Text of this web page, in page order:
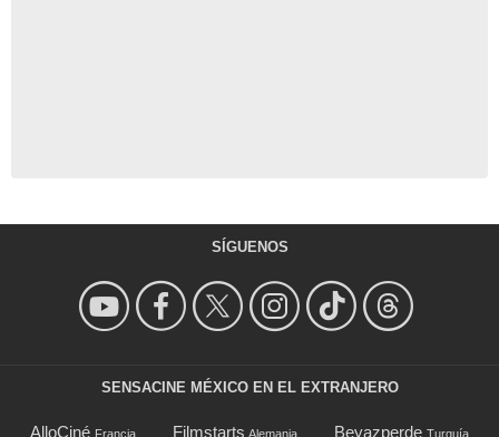
SÍGUENOS
SENSACINE MÉXICO EN EL EXTRANJERO
AlloCiné Francia Filmstarts Alemania Beyazperde Turquía